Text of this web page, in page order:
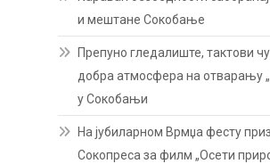
и мештане Сокобање
Препуно гледалиште, тактови
добра атмосфера на отварању
у Сокобањи
На јубиларном Врмџа фесту
Сокопреса за филм „Осети